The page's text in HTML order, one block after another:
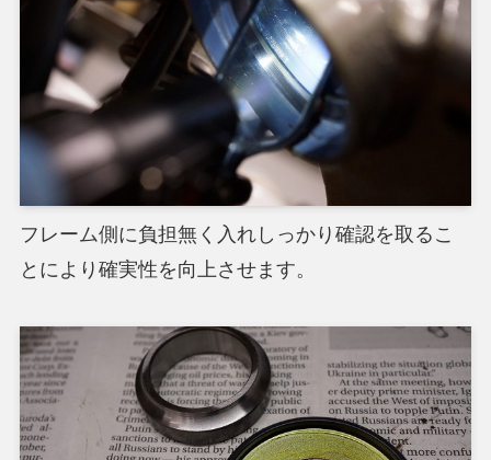
フレーム側に負担無く入れしっかり確認を取るこ
とにより確実性を向上させます。